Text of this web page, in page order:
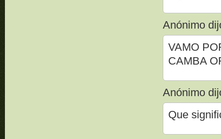
Anónimo
VAMO
CAMBA
Anónimo
Que